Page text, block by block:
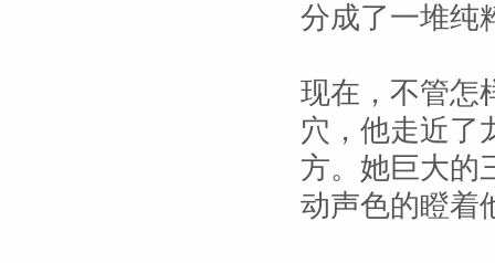
分成了一堆纯
现在，不管怎
穴，他走近了
方。她巨大的
动声色的瞪着